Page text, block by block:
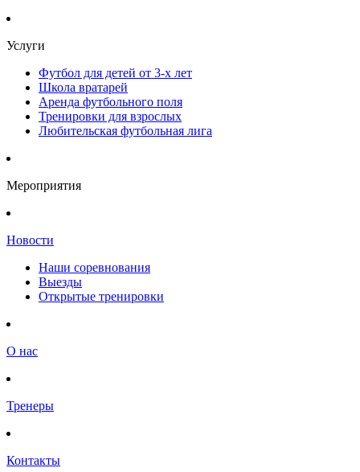
Услуги
Футбол для детей от 3-х лет
Школа вратарей
Аренда футбольного поля
Тренировки для взрослых
Любительская футбольная лига
Мероприятия
Новости
Наши соревнования
Выезды
Открытые тренировки
О нас
Тренеры
Контакты